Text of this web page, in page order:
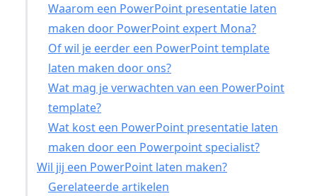
Waarom een PowerPoint presentatie laten
maken door PowerPoint expert Mona?
Of wil je eerder een PowerPoint template
laten maken door ons?
Wat mag je verwachten van een PowerPoint
template?
Wat kost een PowerPoint presentatie laten
maken door een Powerpoint specialist?
Wil jij een PowerPoint laten maken?
Gerelateerde artikelen